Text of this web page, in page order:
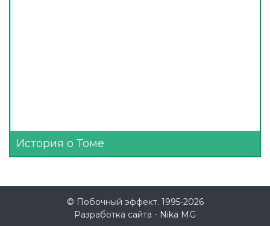
История о Томе
© Побочный эффект. 1995-2026
Разработка сайта - Nika MG